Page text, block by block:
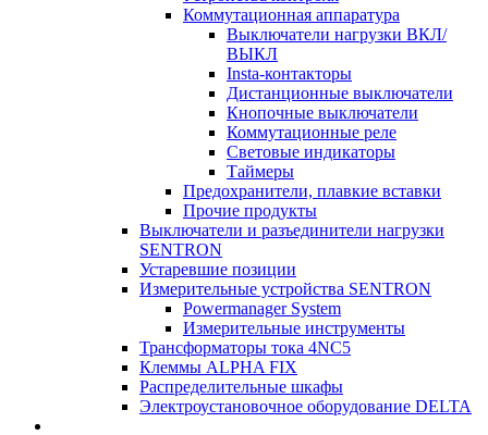
Коммутационная аппаратура
Выключатели нагрузки ВКЛ/
ВЫКЛ
Insta-контакторы
Дистанционные выключатели
Кнопочные выключатели
Коммутационные реле
Световые индикаторы
Таймеры
Предохранители, плавкие вставки
Прочие продукты
Выключатели и разъединители нагрузки
SENTRON
Устаревшие позиции
Измерительные устройства SENTRON
Powermanager System
Измерительные инструменты
Трансформаторы тока 4NC5
Клеммы ALPHA FIX
Распределительные шкафы
Электроустановочное оборудование DELTA